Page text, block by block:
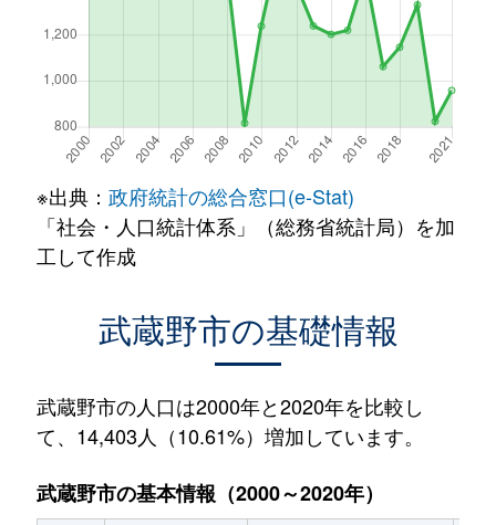
※出典： 政府統計の総合窓口(e-Stat)
「社会・人口統計体系」（総務省統計局）を加
工して作成
武蔵野市の基礎情報
武蔵野市の人口は2000年と2020年を比較し
て、14,403人（10.61%）増加しています。
武蔵野市の基本情報（2000～2020年）